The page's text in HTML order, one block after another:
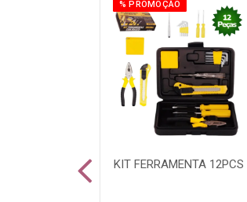
% PROMOÇÃO
KIT FERRAMENTA 12PCS